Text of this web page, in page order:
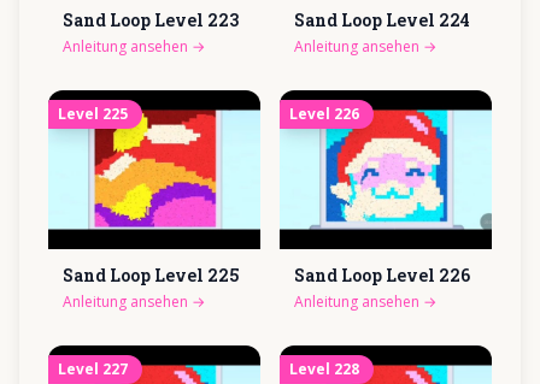
Sand Loop Level 223
Anleitung ansehen →
Sand Loop Level 224
Anleitung ansehen →
Level 225
Sand Loop Level 225
Anleitung ansehen →
Level 226
Sand Loop Level 226
Anleitung ansehen →
Level 227 Level 228